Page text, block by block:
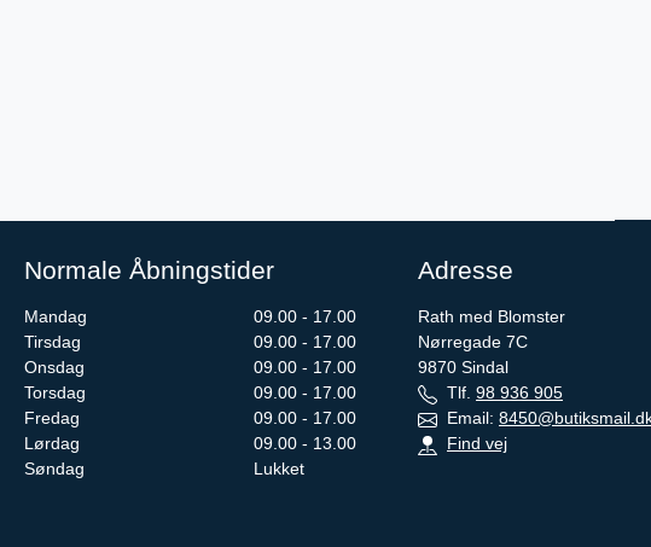
Normale Åbningstider
Mandag
09.00 - 17.00
Tirsdag
09.00 - 17.00
Onsdag
09.00 - 17.00
Torsdag
09.00 - 17.00
Fredag
09.00 - 17.00
Lørdag
09.00 - 13.00
Søndag
Lukket
Adresse
Rath med Blomster
Nørregade 7C
9870 Sindal
Tlf. 98 936 905
Email:
Find vej